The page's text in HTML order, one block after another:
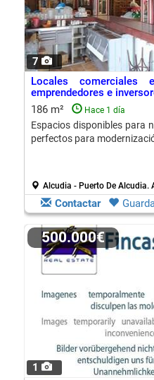
7
Locales comerciales
emprendedores e
186 m²
Hace 1 día
Espacios disponibles para
perfectos para
Alcudia - Puerto De Alcudia.
Contactar
1
500.000€